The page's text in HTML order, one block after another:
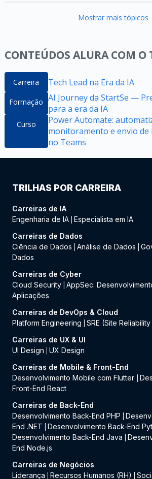
Mostrar mais tópicos
CONTEÚDOS ALURA COM O
Carreira Tech Lead na Era da IA
Formação AI Journey da StartSe —
para a era da IA
Curso
Power Automate:
monitoramento e envio de
no Teams
TRILHAS POR CARREIRA
Carreiras de IA
Engenharia de IA Especialista em IA
Carreiras de Dados
Ciência de Dados
Análise de Dados
Dados
Carreiras de Cyber
Cloud Security AppSec:
Aplicações
Carreiras de DevOps & Cloud
Platform Engineering
SRE (Site
Carreiras de UX & UI
UI Design
UX Design
Carreiras de Mobile & Front-End
Desenvolvimento Mobile com Flutter
Front-End React
Carreiras de Back-End
Desenvolvimento Back-End PHP
End .NET
Desenvolvimento Back-End
Desenvolvimento Back-End Java
End Node.js
Carreiras de Negócios
Liderança
Recursos Humanos (RH)